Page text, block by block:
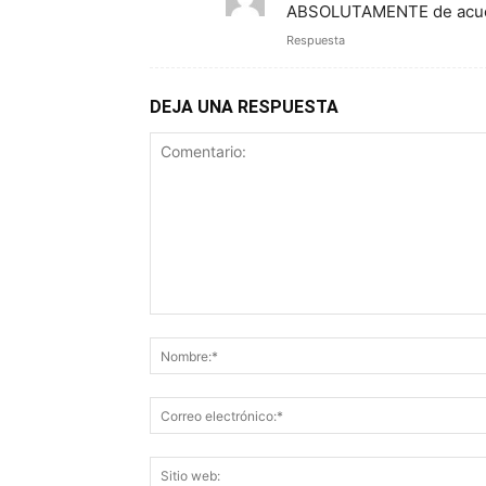
ABSOLUTAMENTE de
Respuesta
DEJA UNA RESPUESTA